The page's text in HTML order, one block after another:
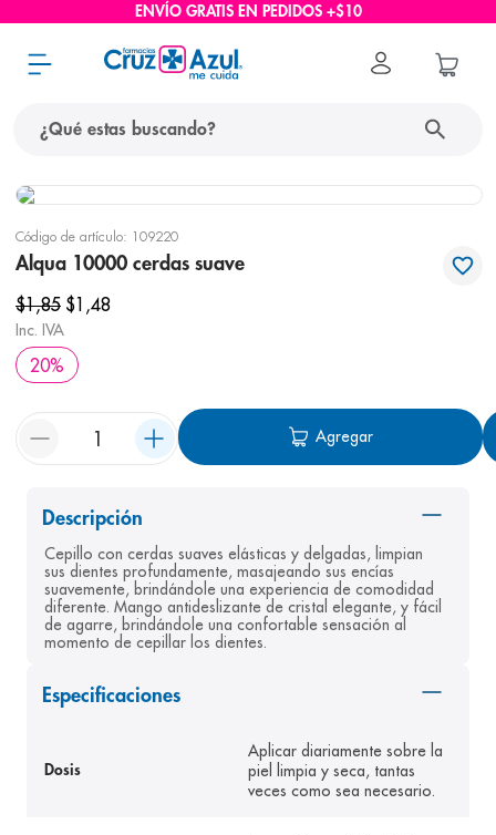
ENVÍO GRATIS EN PEDIDOS +$10
Código de artículo: 109220
Alqua 10000 cerdas suave
$1,85 $1 ,48
Inc. IVA
20%
Agregar
Descripción
Cepillo con cerdas suaves elásticas y delgadas, limpian
sus dientes profundamente, masajeando sus encías
suavemente, brindándole una experiencia de comodidad
diferente. Mango antideslizante de cristal elegante, y fácil
de agarre, brindándole una confortable sensación al
momento de cepillar los dientes.
Especificaciones
Dosis
Aplicar diariamente sobre la
piel limpia y seca, tantas
veces como sea necesario.
términos más buscados
3.
4. cerave
bioderma
8. desodorante
9. pediasure
10. panolini